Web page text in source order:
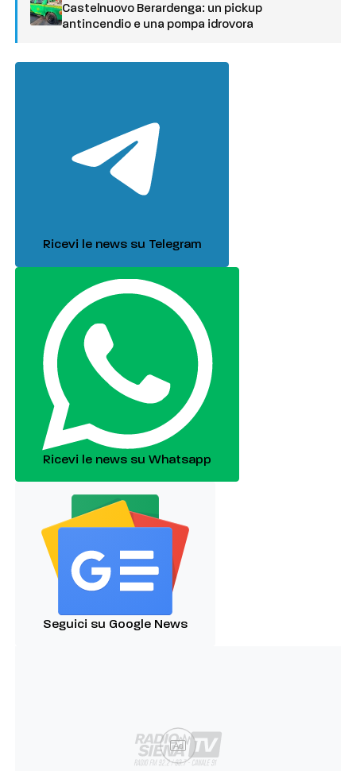
Castelnuovo Berardenga: un pickup
antincendio e una pompa idrovora
Ricevi le news su Telegram
Ricevi le news su Whatsapp
Seguici su Google News
Ad